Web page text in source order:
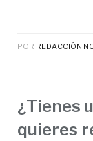
POR REDACCIÓN
¿Tienes
quieres